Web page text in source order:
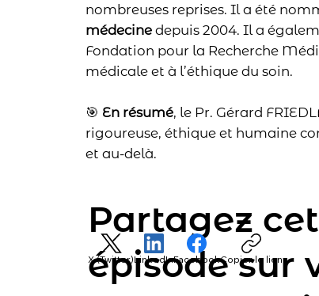
nombreuses reprises. Il a été
médecine depuis 2004. Il a
Fondation pour la Recherche
médicale et à l’éthique du soin.
🎯 En résumé, le Pr. Gérard
rigoureuse, éthique et humaine
et au-delà.
Partagez cet
épisode sur
X (Twitter)LinkedInFacebookCopier le lien